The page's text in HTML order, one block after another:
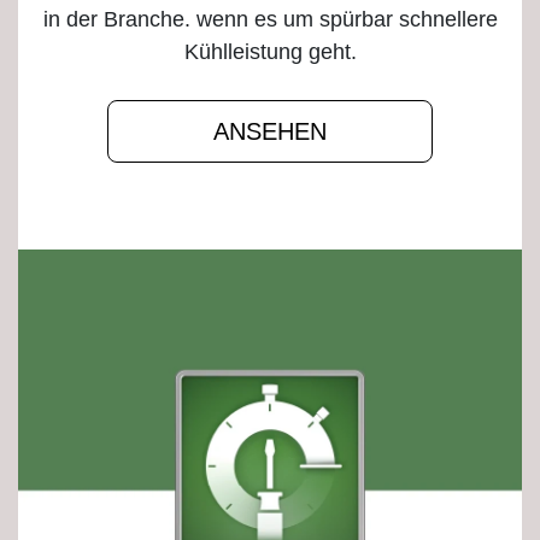
in der Branche. wenn es um spürbar schnellere
Kühlleistung geht.
ANSEHEN